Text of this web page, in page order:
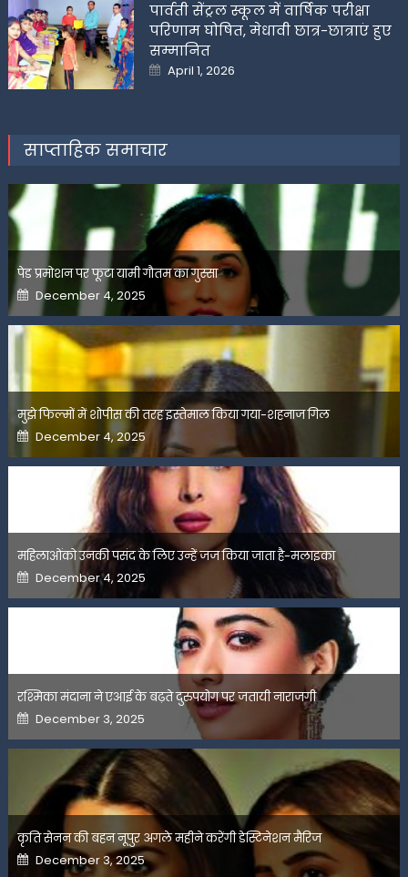
पार्वती सेंट्रल स्कूल में वार्षिक परीक्षा
परिणाम घोषित, मेधावी छात्र-छात्राएं हुए
सम्मानित
Posted
on
April 1, 2026
साप्ताहिक समाचार
पेड प्रमोशन पर फूटा यामी गौतम का गुस्सा
Posted
on
December 4, 2025
मुझे फिल्मों में शोपीस की तरह इस्तेमाल किया गया-शहनाज गिल
Posted
on
December 4, 2025
महिलाओंको उनकी पसंद के लिए उन्हें जज किया जाता है-मलाइका
Posted
on
December 4, 2025
रश्मिका मंदाना ने एआई के बढ़ते दुरुपयोग पर जतायी नाराजगी
Posted
on
December 3, 2025
कृति सेनन की बहन नूपुर अगले महीने करेंगी डेस्टिनेशन मैरिज
Posted
on
December 3, 2025